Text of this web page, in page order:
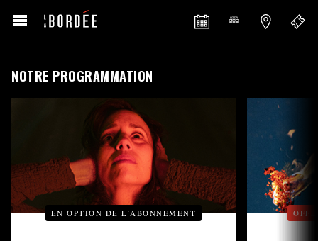
NOTRE PROGRAMMATION
EN OPTION DE L’ABONNEMENT